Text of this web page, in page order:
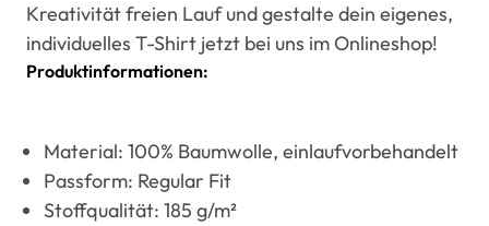
Kreativität freien Lauf und gestalte dein eigenes,
individuelles T-Shirt jetzt bei uns im Onlineshop!
Produktinformationen:
Material: 100% Baumwolle, einlaufvorbehandelt
Passform: Regular Fit
Stoffqualität: 185 g/m²